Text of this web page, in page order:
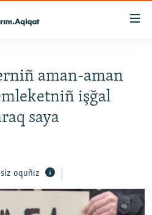
aman-aman
işğal
saya
oquñız